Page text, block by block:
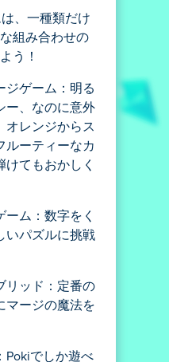
、一種類だけ
組み合わせの
う！
ジゲーム：明る
ー、なのに意外
オレンジからス
ルーティーなカ
けてもおかしく
ーム：数字をく
いパズルに挑戦
リッド：定番の
マージの魔法を
Pokiでしか遊べ